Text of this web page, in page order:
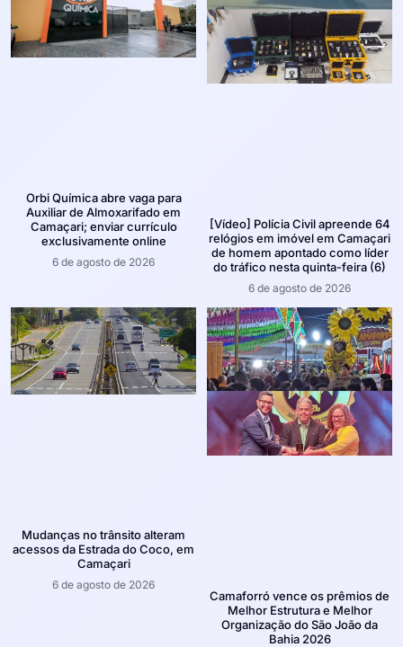
Orbi Química abre vaga para
Auxiliar de Almoxarifado em
Camaçari; enviar currículo
exclusivamente online
6 de agosto de 2026
[Vídeo] Polícia Civil apreende 64
relógios em imóvel em Camaçari
de homem apontado como líder
do tráfico nesta quinta-feira (6)
6 de agosto de 2026
Mudanças no trânsito alteram
acessos da Estrada do Coco, em
Camaçari
6 de agosto de 2026
Camaforró vence os prêmios de
Melhor Estrutura e Melhor
Organização do São João da
Bahia 2026